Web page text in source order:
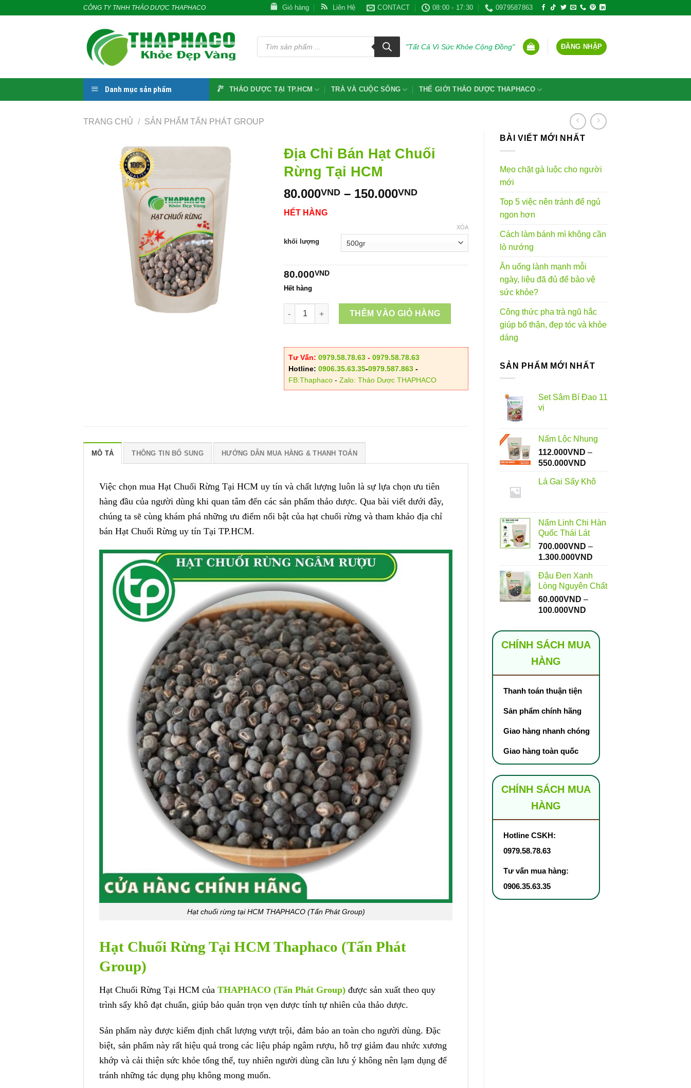
CÔNG TY TNHH THẢO DƯỢC THAPHACO Giỏ hàng Liên Hệ CONTACT 08:00 - 17:30 0979587863
Tìm
kiếm
phẩm
"Tất Cả Vì Sức Khỏe Cộng Đồng" ĐĂNG NHẬP
Danh mục sản phẩm THẢO DƯỢC TẠI TP.HCM TRÀ VÀ CUỘC SỐNG THẾ GIỚI THẢO DƯỢC THAPHACO
TRANG CHỦ /
SẢN PHẨM TẤN PHÁT GROUP
BÀI VIẾT MỚI NHẤT
Mẹo chặt gà luộc cho người
mới
Top 5 việc nên tránh để ngủ
ngon hơn
Cách làm bánh mì không cần
lò nướng
Ăn uống lành mạnh mỗi
ngày, liệu đã đủ để bảo vệ
sức khỏe?
Công thức pha trà ngũ hắc
giúp bổ thận, đẹp tóc và khỏe
dáng
SẢN PHẨM MỚI NHẤT
Set Sâm Bí Đao 11
vị
Nấm Lộc Nhung
112.000VND –
550.000VND
từ
Lá Gai Sấy Khô
Nấm Linh Chi Hàn
Quốc Thái Lát
700.000VND –
1.300.000VND
700.000VND
Đậu Đen Xanh
Lòng Nguyên Chất
60.000VND –
100.000VND
từ
60.000VND
CHÍNH SÁCH MUA
HÀNG
Thanh toán thuận tiện
Sản phẩm chính hãng
Giao hàng nhanh chóng
Giao hàng toàn quốc
CHÍNH SÁCH MUA
HÀNG
Hotline CSKH:
0979.58.78.63
Tư vấn mua hàng:
0906.35.63.35
Địa Chỉ Bán Hạt Chuối
Rừng Tại HCM
80.000VND – 150.000VNDKhoảng
80.000VND
150.000VND
HẾT HÀNG
khối lượng
XÓA
80.000VND
Hết hàng
Địa Chỉ Bán Hạt Chuối Rừng Tại HCM số lượng
THÊM VÀO GIỎ HÀNG
Tư Vấn: 0979.58.78.63- 0979.58.78.63
Hotline: 0906.35.63.35-0979.587.863-
FB:Thaphaco- Zalo: Thảo Dược THAPHACO
MÔ TẢ THÔNG TIN BỔ SUNG HƯỚNG DẪN MUA HÀNG & THANH TOÁN
Việc chọn mua Hạt Chuối Rừng Tại HCM uy tín và chất lượng luôn là sự lựa chọn ưu tiên
hàng đầu của người dùng khi quan tâm đến các sản phẩm thảo dược. Qua bài viết dưới đây,
chúng ta sẽ cùng khám phá những ưu điểm nổi bật của hạt chuối rừng và tham khảo địa chỉ
bán Hạt Chuối Rừng uy tín Tại TP.HCM.
Hạt chuối rừng tại HCM THAPHACO (Tấn Phát Group)
Hạt Chuối Rừng Tại HCM Thaphaco (Tấn Phát
Group)
Hạt Chuối Rừng Tại HCM của THAPHACO (Tấn Phát Group) được sản xuất theo quy
trình sấy khô đạt chuẩn, giúp bảo quản trọn vẹn dược tính tự nhiên của thảo dược.
Sản phẩm này được kiểm định chất lượng vượt trội, đảm bảo an toàn cho người dùng. Đặc
biệt, sản phẩm này rất hiệu quả trong các liệu pháp ngâm rượu, hỗ trợ giảm đau nhức xương
khớp và cải thiện sức khỏe tổng thể, tuy nhiên người dùng cần lưu ý không nên lạm dụng để
tránh những tác dụng phụ không mong muốn.